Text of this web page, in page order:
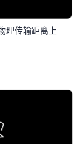
理传输距离上